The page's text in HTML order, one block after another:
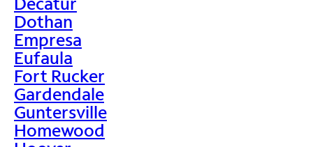
Dothan
Empresa
Eufaula
Fort Rucker
Gardendale
Guntersville
Homewood